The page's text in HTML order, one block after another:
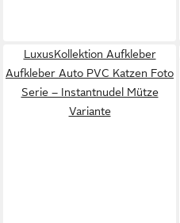
LuxusKollektion Aufkleber
Aufkleber Auto PVC Katzen Foto
Serie – Instantnudel Mütze
Variante